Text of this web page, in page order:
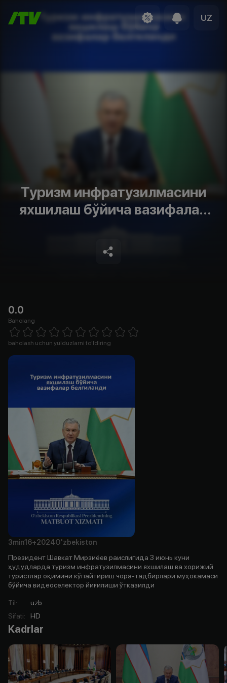
UZ
Туризм инфратузилмасини
яхшилаш бўйича вазифалар
0.0
Baholang
1 Star 2 Stars 3 Stars 4 Stars5 Stars 6 Stars7 Stars8 Stars
baholash uchun yulduzlarni to'ldiring
3min16+2024O'zbekiston
Президент Шавкат Мирзиёев раислигида 3 июнь куни
ҳудудларда туризм инфратузилмасини яхшилаш ва хорижий
туристлар оқимини кўпайтириш чора-тадбирлари муҳокамаси
бўйича видеоселектор йиғилиши ўтказилди
Til:
uzb
Sifati: HD
Kadrlar